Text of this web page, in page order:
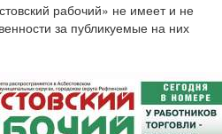
рабочий» не имеет и не
за публикуемые на них